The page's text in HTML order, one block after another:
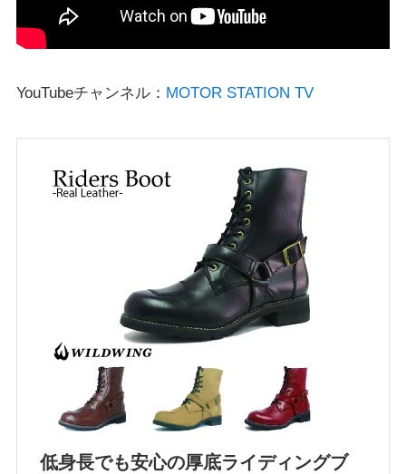
YouTubeチャンネル： MOTOR STATION TV
低身長でも安心の厚底ライディングブ